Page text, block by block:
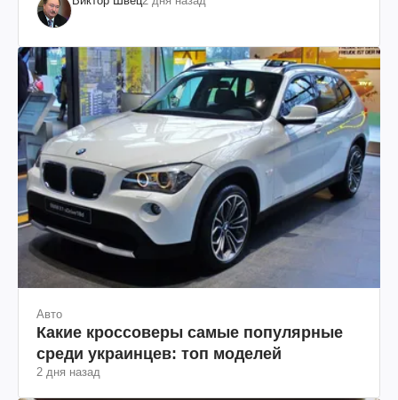
Авто
Какие кроссоверы самые популярные
среди украинцев: топ моделей
2 дня назад